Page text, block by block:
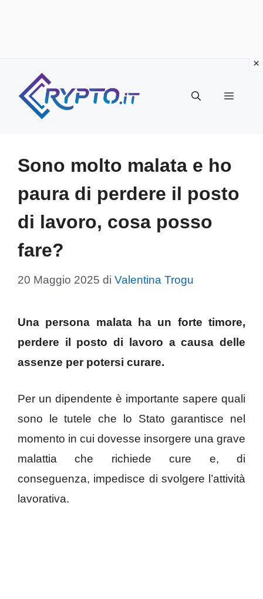
contenuto
Menu
Sono molto malata e ho
paura di perdere il posto
di lavoro, cosa posso
fare?
20 Maggio 2025 di Valentina Trogu
Una persona malata ha un forte timore,
perdere il posto di lavoro a causa delle
assenze per potersi curare.
Per un dipendente è importante sapere quali
sono le tutele che lo Stato garantisce nel
momento in cui dovesse insorgere una grave
malattia che richiede cure e, di
conseguenza, impedisce di svolgere l’attività
lavorativa.